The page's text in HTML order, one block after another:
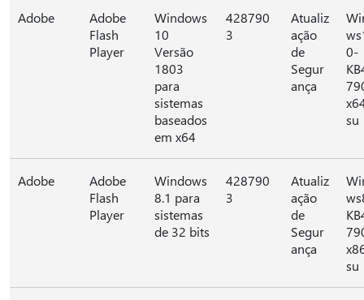
Adobe
Adobe
Flash
Player
Windows
10
Versão
1803
para
sistemas
baseados
em x64
428790
3
Atualiz
ação
de
Segur
ança
0-
su
Adobe
Adobe
Flash
Player
Windows
8.1 para
sistemas
de 32 bits
428790
3
Atualiz
ação
de
Segur
ança
su